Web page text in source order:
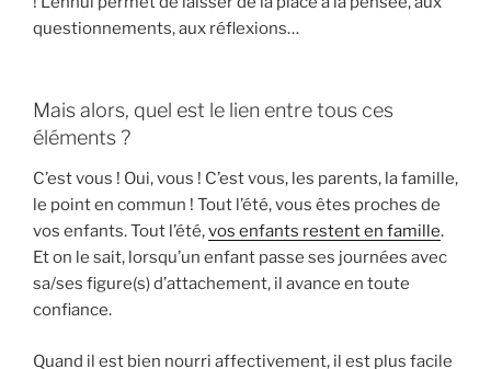
questionnements, aux réflexions…
Mais alors, quel est le lien entre tous ces
éléments ?
C’est vous ! Oui, vous ! C’est vous, les parents, la famille,
le point en commun ! Tout l’été, vous êtes proches de
vos enfants. Tout l’été,vos enfants restent en famille.
Et on le sait, lorsqu’un enfant passe ses journées avec
sa/ses figure(s) d’attachement, il avance en toute
confiance.
Quand il est bien nourri affectivement, il est plus facile